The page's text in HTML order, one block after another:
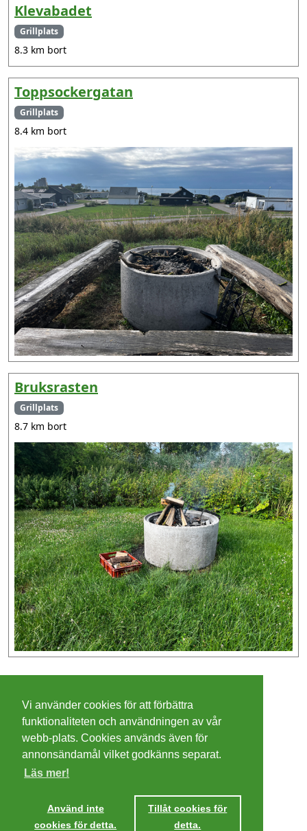
Klevabadet
Grillplats
8.3 km bort
Toppsockergatan
Grillplats
8.4 km bort
Bruksrasten
Grillplats
8.7 km bort
Ta mig dit
Cookies
Integritetspolicy
Villkor
Vi använder cookies för att förbättra
funktionaliteten och användningen av vår
webb-plats. Cookies används även för
annonsändamål vilket godkänns separat.
Läs mer!
Använd inte
cookies för detta.
Tillåt cookies för
detta.